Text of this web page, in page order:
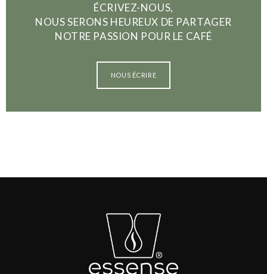
ÉCRIVEZ-NOUS,
NOUS SERONS HEUREUX DE PARTAGER
NOTRE PASSION POUR LE CAFÉ
NOUS ÉCRIRE